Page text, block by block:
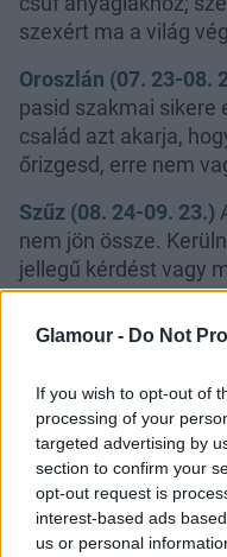
Glamour - Do Not
If you wish to opt-out of
processing of your
targeted advertising by
section to confirm your
opt-out request is
interest-based ads
us or personal
szexért ma a világ
Oroszlán (07. 23-08.
pasid szakmai sikere
család azt akarja,
őrizgesd, erre nem
Szűz (08. 24-09. 23.)
nem jön össze.
jellegű kérdést vagy
vissza, mielőtt még
Mérleg (09. 24-10.
gyanú, hogy a párod
beruházol a
ahol izgalmas